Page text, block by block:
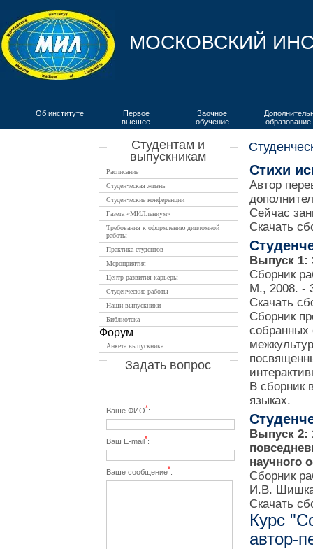
МОСКОВСКИЙ
Об институте
Первое
высшее
Заочное
обучение
образование
Студентам и
выпускникам
Расписание
Студенческая жизнь
Студенческие конференции
Газета «МИЛлениум»
Требования к оформлению дипломной
работы
Практика студентов
Мероприятия
Центр развития карьеры
Студенческие работы
Наши выпускники
Библиотека
Форум
Анкета выпускника
Задать вопрос
Ваше ФИО*:
Ваш E-mail*:
Ваше сообщение*:
Стихи
Автор
Сейчас
Скачать
Выпуск 1:
Сборник
М., 2008. -
Скачать
Сборник
собранных
В сборник
языках.
Выпуск 2:
научного
Сборник
И.В.
Скачать
Курс
автор-